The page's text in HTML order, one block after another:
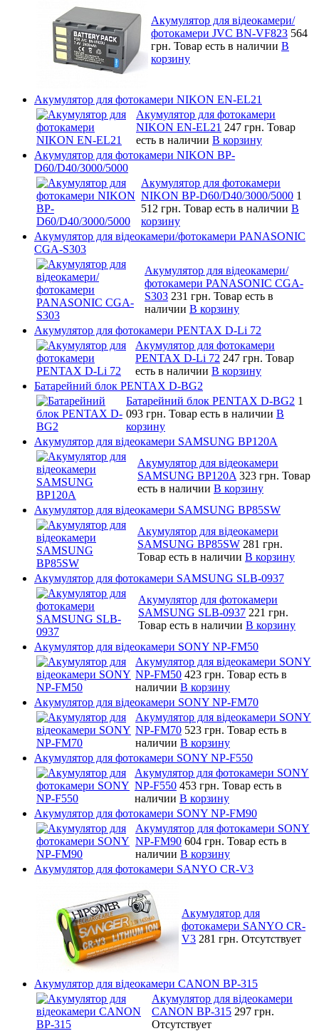
Акумулятор для відеокамери/
фотокамери JVC BN-VF823 564
грн. Товар есть в наличии В
корзину
Акумулятор для фотокамери NIKON EN-EL21
Акумулятор для фотокамери
NIKON EN-EL21 247 грн. Товар
есть в наличии В корзину
Акумулятор для фотокамери NIKON BP-
D60/D40/3000/5000
Акумулятор для фотокамери
NIKON BP-D60/D40/3000/5000 1
512 грн. Товар есть в наличии В
корзину
Акумулятор для відеокамери/фотокамери PANASONIC
CGA-S303
Акумулятор для відеокамери/
фотокамери PANASONIC CGA-
S303 231 грн. Товар есть в
наличии В корзину
Акумулятор для фотокамери PENTAX D-Li 72
Акумулятор для фотокамери
PENTAX D-Li 72 247 грн. Товар
есть в наличии В корзину
Батарейний блок PENTAX D-BG2
Батарейний блок PENTAX D-BG2 1
093 грн. Товар есть в наличии В
корзину
Акумулятор для відеокамери SAMSUNG BP120A
Акумулятор для відеокамери
SAMSUNG BP120A 323 грн. Товар
есть в наличии В корзину
Акумулятор для відеокамери SAMSUNG BP85SW
Акумулятор для відеокамери
SAMSUNG BP85SW 281 грн.
Товар есть в наличии В корзину
Акумулятор для фотокамери SAMSUNG SLB-0937
Акумулятор для фотокамери
SAMSUNG SLB-0937 221 грн.
Товар есть в наличии В корзину
Акумулятор для відеокамери SONY NP-FM50
Акумулятор для відеокамери SONY
NP-FM50 423 грн. Товар есть в
наличии В корзину
Акумулятор для відеокамери SONY NP-FM70
Акумулятор для відеокамери SONY
NP-FM70 523 грн. Товар есть в
наличии В корзину
Акумулятор для фотокамери SONY NP-F550
Акумулятор для фотокамери SONY
NP-F550 453 грн. Товар есть в
наличии В корзину
Акумулятор для фотокамери SONY NP-FM90
Акумулятор для фотокамери SONY
NP-FM90 604 грн. Товар есть в
наличии В корзину
Акумулятор для фотокамери SANYO CR-V3
Акумулятор для
фотокамери SANYO CR-
V3 281 грн. Отсутствует
Акумулятор для відеокамери CANON BP-315
Акумулятор для відеокамери
CANON BP-315 297 грн.
Отсутствует